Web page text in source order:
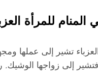
للمرأة
تشير إلى عملها
إلى زواجها